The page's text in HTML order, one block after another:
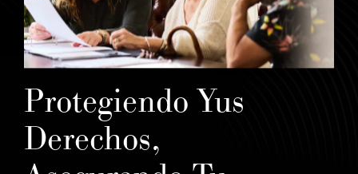
Protegiendo Yus
Derechos,